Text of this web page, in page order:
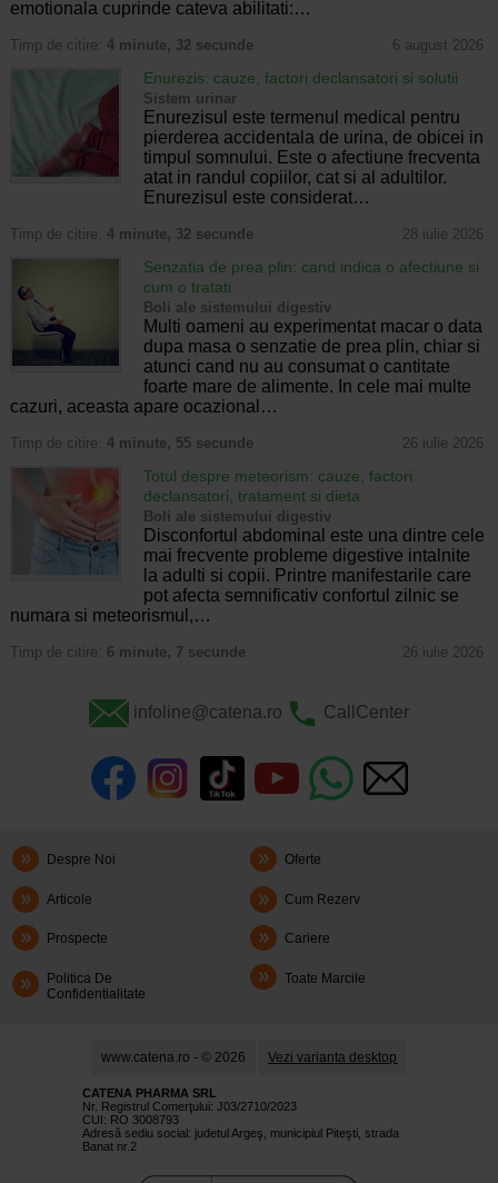
emotionala cuprinde cateva abilitati:…
Timp de citire: 4 minute, 32 secunde 6 august 2026
Enurezis: cauze, factori declansatori si solutii
Sistem urinar
Enurezisul este termenul medical pentru
pierderea accidentala de urina, de obicei in
timpul somnului. Este o afectiune frecventa
atat in randul copiilor, cat si al adultilor.
Enurezisul este considerat…
Timp de citire: 4 minute, 32 secunde 28 iulie 2026
Senzatia de prea plin: cand indica o afectiune si
cum o tratati
Boli ale sistemului digestiv
Multi oameni au experimentat macar o data
dupa masa o senzatie de prea plin, chiar si
atunci cand nu au consumat o cantitate
foarte mare de alimente. In cele mai multe
cazuri, aceasta apare ocazional…
Timp de citire: 4 minute, 55 secunde 26 iulie 2026
Totul despre meteorism: cauze, factori
declansatori, tratament si dieta
Boli ale sistemului digestiv
Disconfortul abdominal este una dintre cele
mai frecvente probleme digestive intalnite
la adulti si copii. Printre manifestarile care
pot afecta semnificativ confortul zilnic se
numara si meteorismul,…
Timp de citire: 6 minute, 7 secunde 26 iulie 2026
infoline@catena.ro CallCenter
Despre Noi Oferte
Articole Cum Rezerv
Prospecte Cariere
Politica De
Confidentialitate
Toate Marcile
www.catena.ro - © 2026 Vezi varianta desktop
CATENA PHARMA SRL
Nr. Registrul Comerţului: J03/2710/2023
CUI: RO 3008793
Adresă sediu social: judetul Argeş, municipiul Piteşti, strada
Banat nr.2